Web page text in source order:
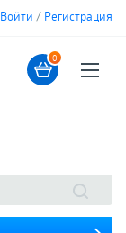
Войти / Регистрация
0